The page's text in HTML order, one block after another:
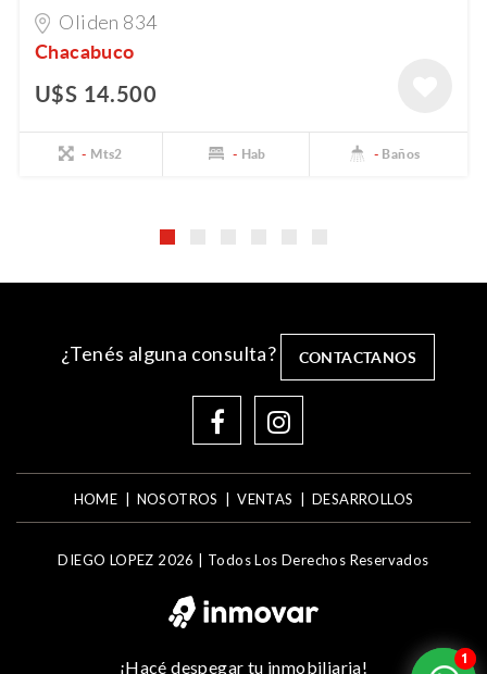
11
Oliden 834
Chacabuco
U$S 14.500
- Mts2 - Hab - Baños
¿Tenés alguna consulta? CONTACTANOS
HOME NOSOTROS VENTAS DESARROLLOS
DIEGO LOPEZ 2026 | Todos Los Derechos Reservados
¡Hacé despegar tu inmobiliaria!